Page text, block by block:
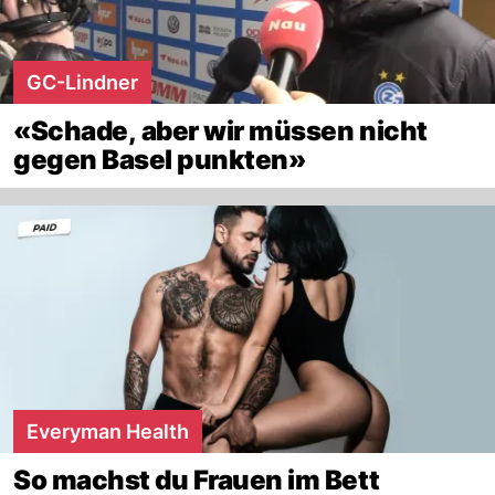
GC-Lindner
«Schade, aber wir müssen nicht
gegen Basel punkten»
Everyman Health
So machst du Frauen im Bett